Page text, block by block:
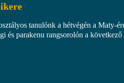
tanulónk a hétvégén a Maty-
és parakenu rangsorolón a következő